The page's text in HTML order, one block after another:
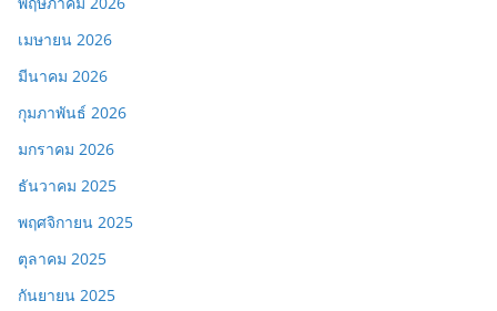
เมษายน 2026
มีนาคม 2026
กุมภาพันธ์ 2026
มกราคม 2026
ธันวาคม 2025
พฤศจิกายน 2025
ตุลาคม 2025
กันยายน 2025